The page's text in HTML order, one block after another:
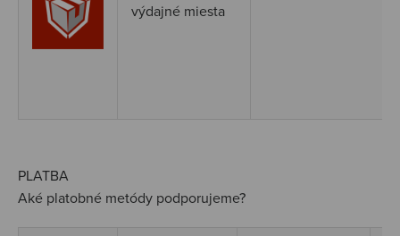
výdajné miesta
PLATBA
Aké platobné metódy podporujeme?